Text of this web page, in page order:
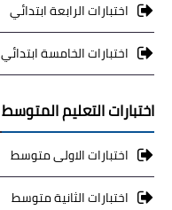
اختبارات الرابعة ابتدائي
اختبارات الخامسة ابتدائي
اختبارات التعليم المتوسط
اختبارات الاولى متوسط
اختبارات الثانية متوسط